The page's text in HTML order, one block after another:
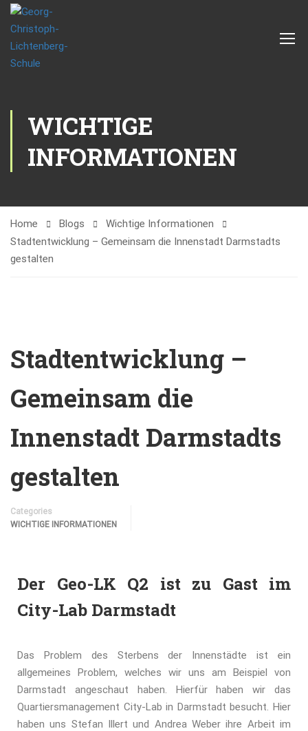
WICHTIGE
INFORMATIONEN
Home Blogs
Wichtige Informationen
Stadtentwicklung – Gemeinsam die Innenstadt Darmstadts
gestalten
Stadtentwicklung –
Gemeinsam die
Innenstadt Darmstadts
gestalten
Categories
WICHTIGE INFORMATIONEN
Der Geo-LK Q2 ist zu Gast im
City-Lab Darmstadt
Das Problem des Sterbens der
Innenstädte ist ein
allgemeines Problem, welches wir uns am Beispiel von
Darmstadt angeschaut haben. Hierfür haben wir das
Quartiersmanagement City-Lab in Darmstadt besucht. Hier
haben uns Stefan Illert und Andrea Weber ihre Arbeit im